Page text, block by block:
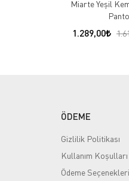
Miarte Yeşil
1.289,00
ÖDEME
Gizlilik Politikası
Kullanım Koşulları
Ödeme Seçenekleri